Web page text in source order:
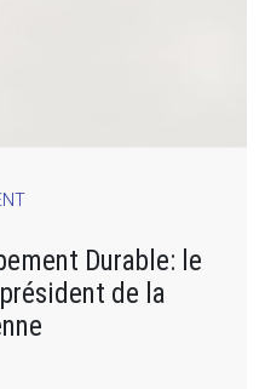
Durable: le
de la